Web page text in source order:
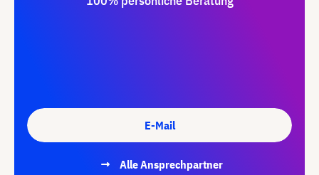
E-Mail
Alle Ansprechpartner